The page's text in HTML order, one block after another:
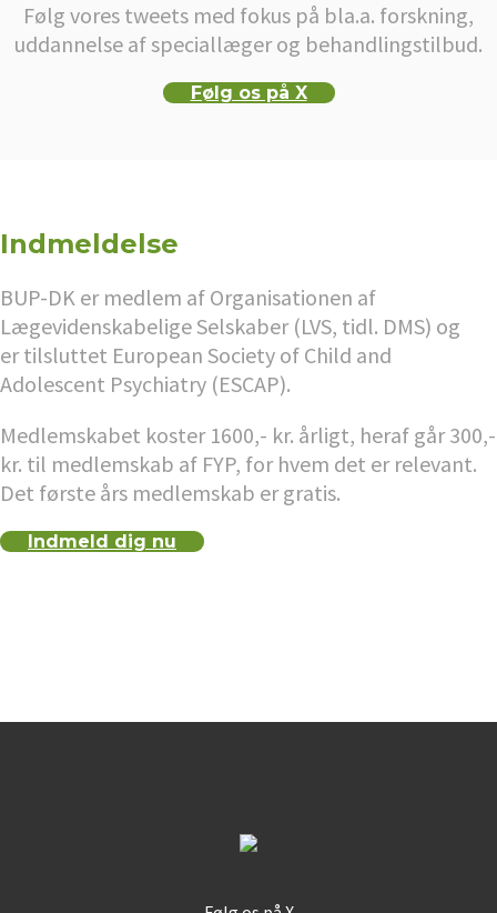
Følg vores tweets med fokus på bla.a. forskning,
uddannelse af speciallæger og behandlingstilbud.
Følg os på X
Indmeldelse
BUP-DK er medlem af Organisationen af
Lægevidenskabelige Selskaber (LVS, tidl. DMS) og
er tilsluttet European Society of Child and
Adolescent Psychiatry (ESCAP).
Medlemskabet koster 1600,- kr. årligt, heraf går 300,-
kr. til medlemskab af FYP, for hvem det er relevant.
Det første års medlemskab er gratis.
Indmeld dig nu